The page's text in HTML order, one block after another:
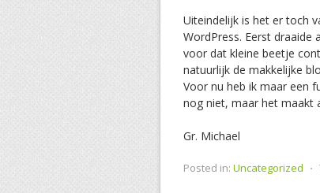
Uiteindelijk is het er toch
WordPress. Eerst draaide
voor dat kleine beetje
natuurlijk de makkelijke
Voor nu heb ik maar een
nog niet, maar het maakt
Gr. Michael
Posted in: Uncategorized ⋅